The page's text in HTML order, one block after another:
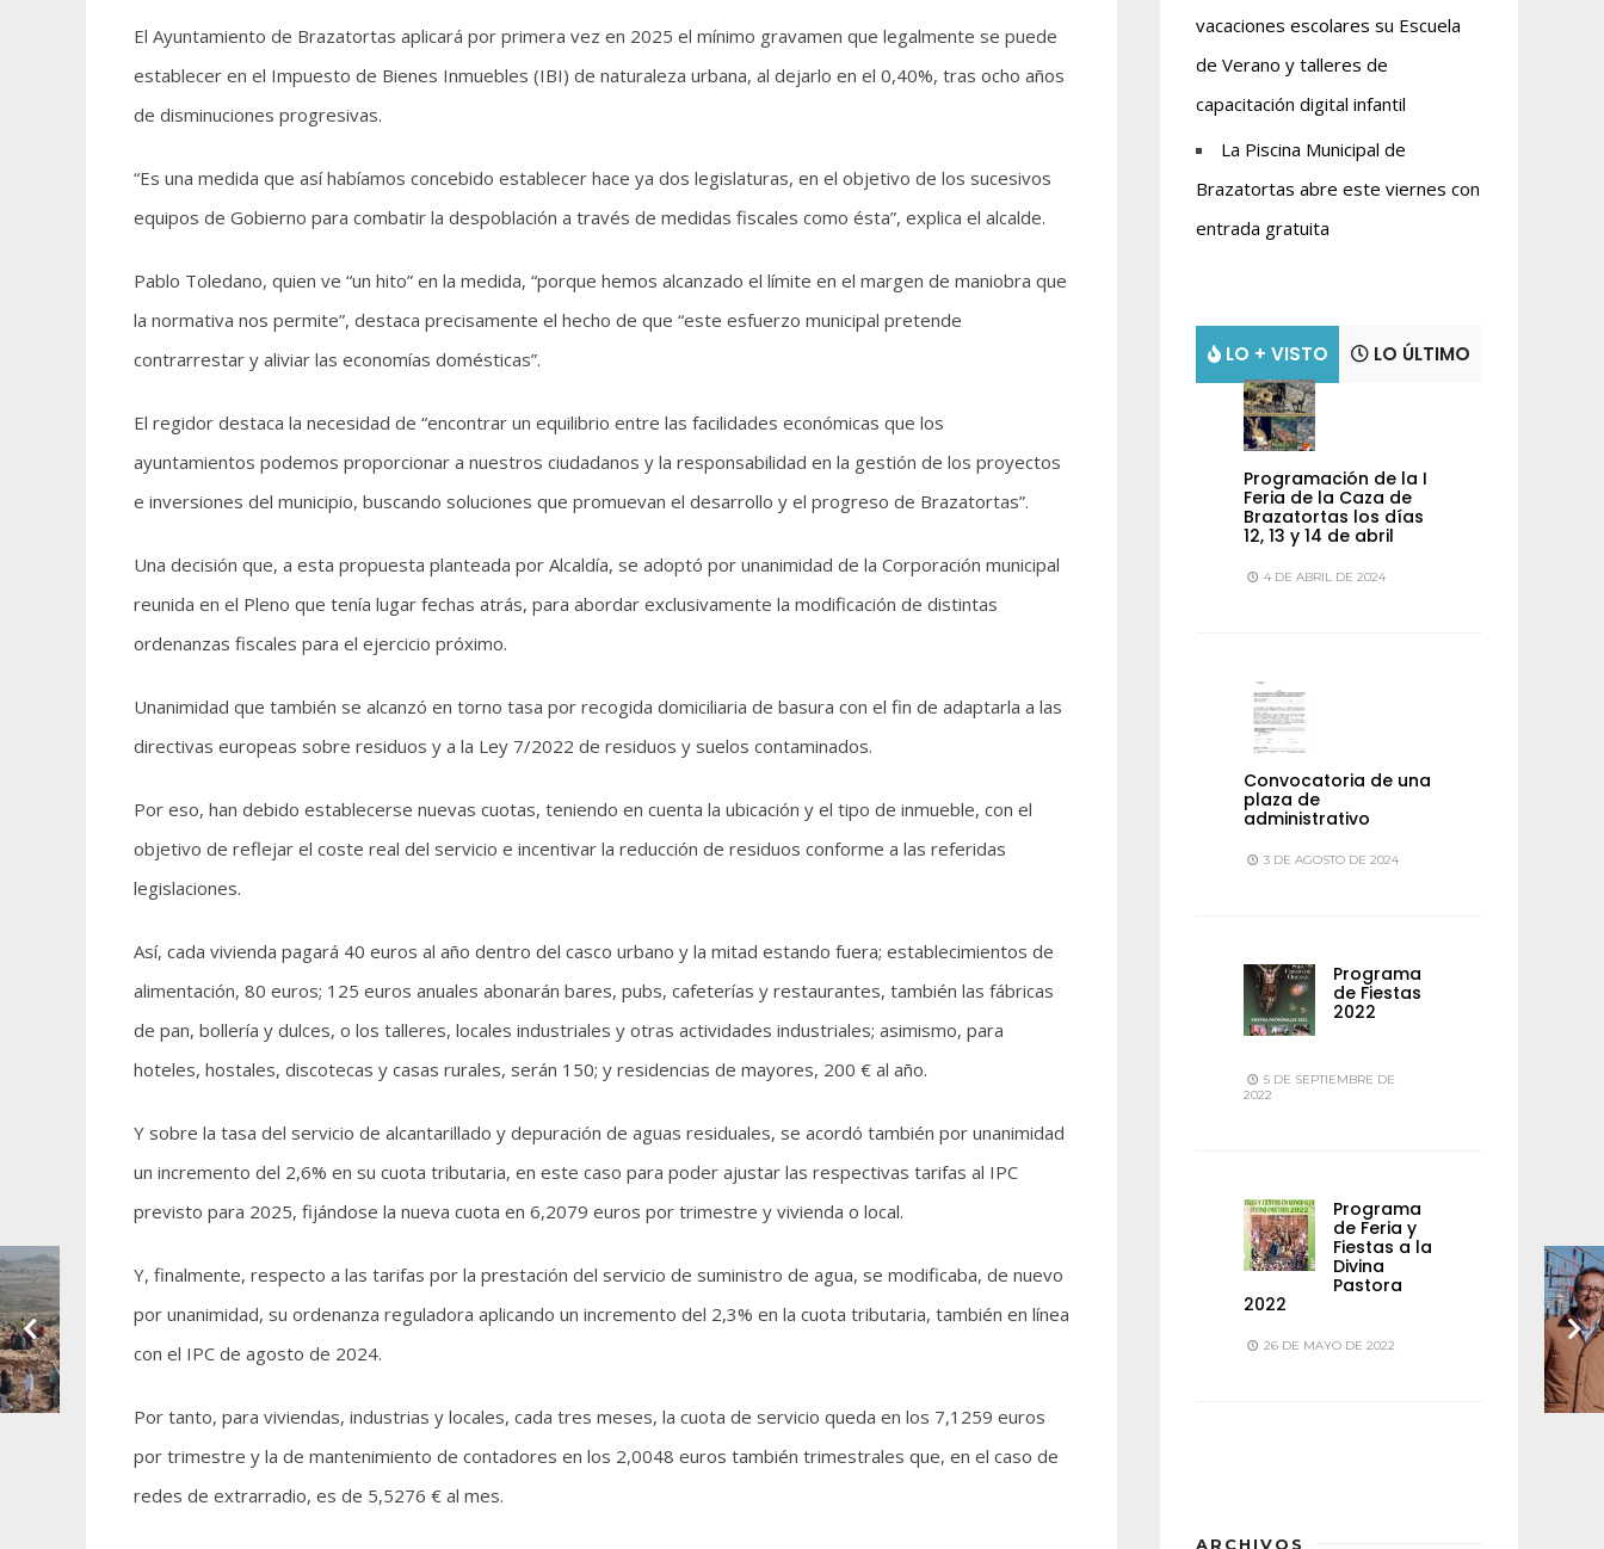
El Ayuntamiento de Brazatortas aplicará por primera vez en 2025 el mínimo gravamen que legalmente se puede
establecer en el Impuesto de Bienes Inmuebles (IBI) de naturaleza urbana, al dejarlo en el 0,40%, tras ocho años
de disminuciones progresivas.
“Es una medida que así habíamos concebido establecer hace ya dos legislaturas, en el objetivo de los sucesivos
equipos de Gobierno para combatir la despoblación a través de medidas fiscales como ésta”, explica el alcalde.
Pablo Toledano, quien ve “un hito” en la medida, “porque hemos alcanzado el límite en el margen de maniobra que
la normativa nos permite”, destaca precisamente el hecho de que “este esfuerzo municipal pretende
contrarrestar y aliviar las economías domésticas”.
El regidor destaca la necesidad de “encontrar un equilibrio entre las facilidades económicas que los
ayuntamientos podemos proporcionar a nuestros ciudadanos y la responsabilidad en la gestión de los proyectos
e inversiones del municipio, buscando soluciones que promuevan el desarrollo y el progreso de Brazatortas”.
Una decisión que, a esta propuesta planteada por Alcaldía, se adoptó por unanimidad de la Corporación municipal
reunida en el Pleno que tenía lugar fechas atrás, para abordar exclusivamente la modificación de distintas
ordenanzas fiscales para el ejercicio próximo.
Unanimidad que también se alcanzó en torno tasa por recogida domiciliaria de basura con el fin de adaptarla a las
directivas europeas sobre residuos y a la Ley 7/2022 de residuos y suelos contaminados.
Por eso, han debido establecerse nuevas cuotas, teniendo en cuenta la ubicación y el tipo de inmueble, con el
objetivo de reflejar el coste real del servicio e incentivar la reducción de residuos conforme a las referidas
legislaciones.
Así, cada vivienda pagará 40 euros al año dentro del casco urbano y la mitad estando fuera; establecimientos de
alimentación, 80 euros; 125 euros anuales abonarán bares, pubs, cafeterías y restaurantes, también las fábricas
de pan, bollería y dulces, o los talleres, locales industriales y otras actividades industriales; asimismo, para
hoteles, hostales, discotecas y casas rurales, serán 150; y residencias de mayores, 200 € al año.
Y sobre la tasa del servicio de alcantarillado y depuración de aguas residuales, se acordó también por unanimidad
un incremento del 2,6% en su cuota tributaria, en este caso para poder ajustar las respectivas tarifas al IPC
previsto para 2025, fijándose la nueva cuota en 6,2079 euros por trimestre y vivienda o local.
Y, finalmente, respecto a las tarifas por la prestación del servicio de suministro de agua, se modificaba, de nuevo
por unanimidad, su ordenanza reguladora aplicando un incremento del 2,3% en la cuota tributaria, también en línea
con el IPC de agosto de 2024.
Por tanto, para viviendas, industrias y locales, cada tres meses, la cuota de servicio queda en los 7,1259 euros
por trimestre y la de mantenimiento de contadores en los 2,0048 euros también trimestrales que, en el caso de
redes de extrarradio, es de 5,5276 € al mes.
vacaciones escolares su Escuela
de Verano y talleres de
capacitación digital infantil
La Piscina Municipal de
Brazatortas abre este viernes con
entrada gratuita
LO + VISTO LO ÚLTIMO
Programación de la I
Feria de la Caza de
Brazatortas los días
12, 13 y 14 de abril
4 DE ABRIL DE 2024
Convocatoria de una
plaza de
administrativo
3 DE AGOSTO DE 2024
Programa
de Fiestas
2022
5 DE SEPTIEMBRE DE
2022
Programa
de Feria y
Fiestas a la
Divina
Pastora
2022
26 DE MAYO DE 2022
ARCHIVOS